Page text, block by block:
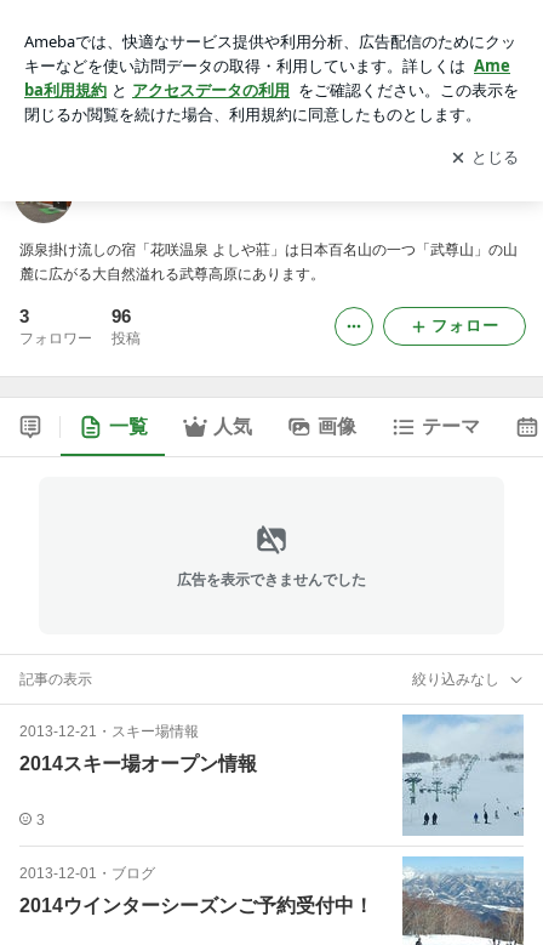
アプリをダウンロードして ブログの更新通知
を受け取りまし
ょう。
開く
源泉掛け流しの宿「花咲温泉 よしや莊」は日本百名山の一つ「武尊山」の山
麓に広がる大自然溢れる武尊高原にあります。
3
フォロワー
96
投稿
フォロー
一覧 人気 画像 テーマ
広告を表示できませんでした
記事の表示 絞り込みなし
2013-12-21 ・ スキー場情報
2014スキー場オープン情報
3
2013-12-01 ・ ブログ
2014ウインターシーズンご予約受付中！